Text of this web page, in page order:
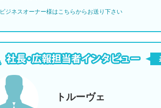
ビジネスオーナー様はこちらからお送り下さい
トルーヴェ